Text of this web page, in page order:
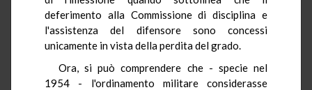
deferimento alla Commissione di disciplina e
l'assistenza del difensore sono concessi
unicamente in vista della perdita del grado.
Ora, si può comprendere che - specie nel
1954 - l'ordinamento militare considerasse